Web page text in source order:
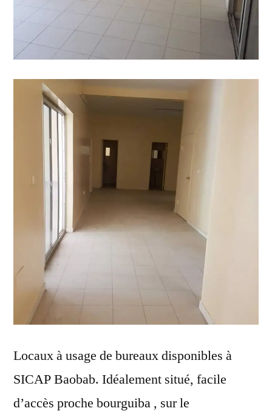
Locaux à usage de bureaux disponibles à
SICAP Baobab. Idéalement situé, facile
d’accès proche bourguiba , sur le